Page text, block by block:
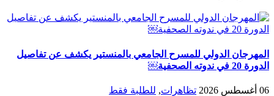
المهرجان الدولي للمسرح الجامعي بالمنستير يكشف عن تفاصيل
الدورة 20 في ندوته الصحفية￼
06 أغسطس 2026 تظاهرات, للطلبة فقط